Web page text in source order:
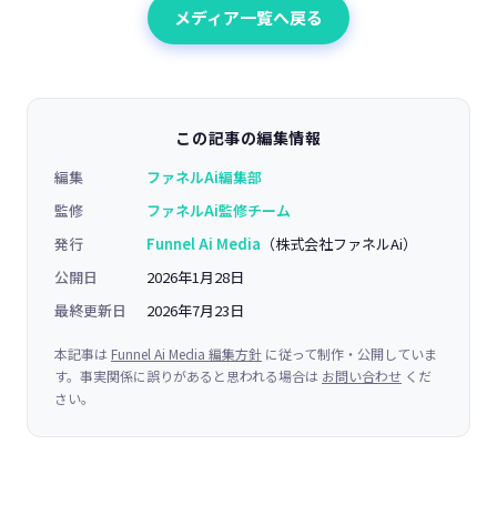
メディア一覧へ戻る
この記事の編集情報
編集
ファネルAi編集部
監修
ファネルAi監修チーム
発行
Funnel Ai Media （株式会社ファネルAi）
公開日
2026年1月28日
最終更新日
2026年7月23日
本記事は Funnel Ai Media 編集方針 に従って制作・公開していま
す。事実関係に誤りがあると思われる場合は お問い合わせ くだ
さい。